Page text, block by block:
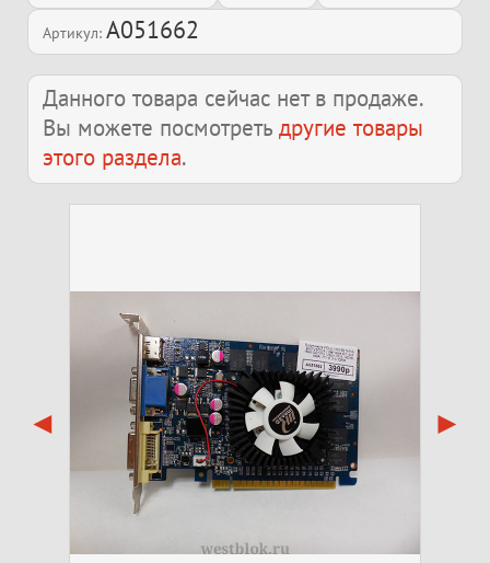
Артикул: A051662
Данного товара сейчас нет в продаже.
Вы можете посмотреть другие товары
этого раздела.